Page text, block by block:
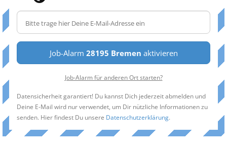
Job-Alarm 28195 Bremen aktivieren
Job-Alarm für anderen Ort starten?
Datensicherheit garantiert! Du kannst Dich jederzeit abmelden und
Deine E-Mail wird nur verwendet, um Dir nützliche Informationen zu
senden. Hier findest Du unsere Datenschutzerklärung.